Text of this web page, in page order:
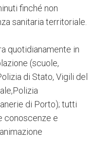
finché non
sanitaria territoriale.
quotidianamente in
(scuole,
di Stato, Vigili del
di Porto); tutti
conoscenze e